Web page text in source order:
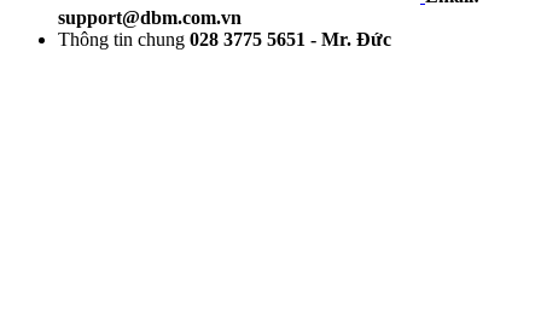
support@dbm.com.vn
Thông tin chung 028 3775 5651 - Mr. Đức